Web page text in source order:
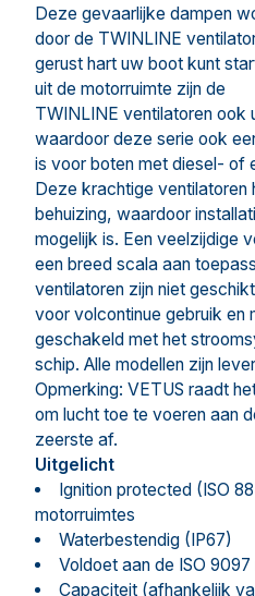
Deze gevaarlijke dampen
door de TWINLINE
gerust hart uw boot kunt
uit de motorruimte zijn de
TWINLINE ventilatoren ook
waardoor deze serie ook
is voor boten met diesel- of
Deze krachtige ventilatoren
behuizing, waardoor
mogelijk is. Een veelzijdige
een breed scala aan
ventilatoren zijn niet geschikt
voor volcontinue gebruik en
geschakeld met het
schip. Alle modellen zijn
Opmerking: VETUS raadt
om lucht toe te voeren aan
zeerste af.
Uitgelicht
Ignition protected (ISO
motorruimtes
Waterbestendig (IP67)
Voldoet aan de ISO
Capaciteit (afhankelijk